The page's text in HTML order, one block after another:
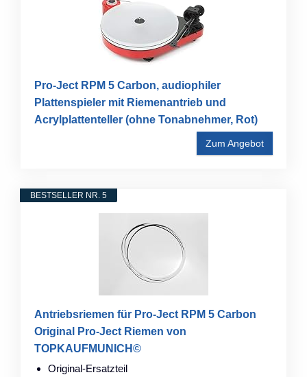
Pro-Ject RPM 5 Carbon, audiophiler
Plattenspieler mit Riemenantrieb und
Acrylplattenteller (ohne Tonabnehmer, Rot)
Zum Angebot
BESTSELLER NR. 5
Antriebsriemen für Pro-Ject RPM 5 Carbon
Original Pro-Ject Riemen von
TOPKAUFMUNICH©
Original-Ersatzteil